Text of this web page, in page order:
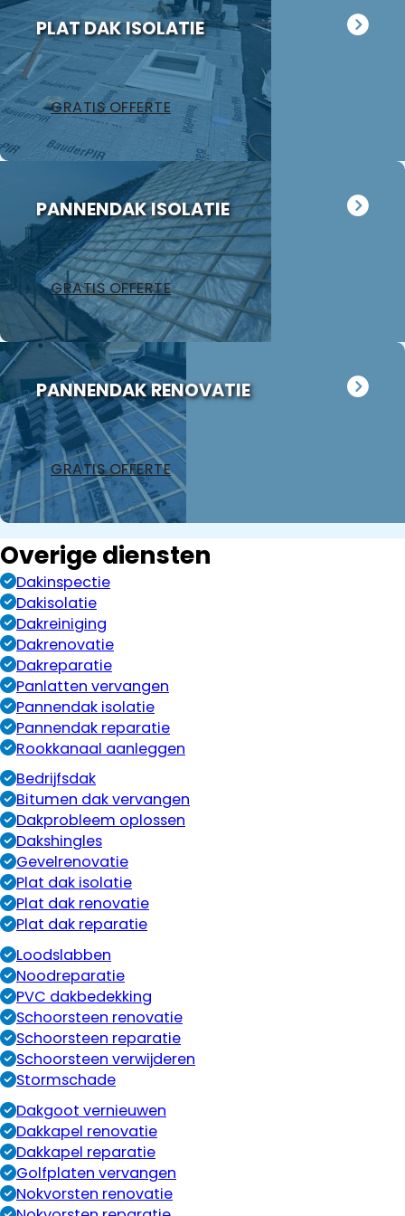
PLAT DAK ISOLATIE
GRATIS OFFERTE
PANNENDAK ISOLATIE
GRATIS OFFERTE
PANNENDAK RENOVATIE
GRATIS OFFERTE
Overige diensten
Dakinspectie
Dakisolatie
Dakreiniging
Dakrenovatie
Dakreparatie
Panlatten vervangen
Pannendak isolatie
Pannendak reparatie
Rookkanaal aanleggen
Bedrijfsdak
Bitumen dak vervangen
Dakprobleem oplossen
Dakshingles
Gevelrenovatie
Plat dak isolatie
Plat dak renovatie
Plat dak reparatie
Loodslabben
Noodreparatie
PVC dakbedekking
Schoorsteen renovatie
Schoorsteen reparatie
Schoorsteen verwijderen
Stormschade
Dakgoot vernieuwen
Dakkapel renovatie
Dakkapel reparatie
Golfplaten vervangen
Nokvorsten renovatie